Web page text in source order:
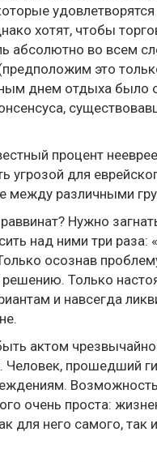
удовлетворятся
хотят, чтобы
абсолютно во всем
это
днем отдыха было
процент
для
между различными
Нужно
над ними три
осознав
Только
и навсегда
актом
Человек, прошедший
очень проста:
него самого, так и